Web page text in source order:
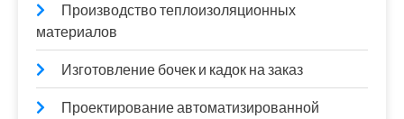
Производство теплоизоляционных
материалов
Изготовление бочек и кадок на заказ
Проектирование автоматизированной